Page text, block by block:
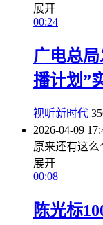
展开
00:24
广电总
播计划”
视听新时代
2026-04-09
原来还有这么
展开
00:08
陈光标